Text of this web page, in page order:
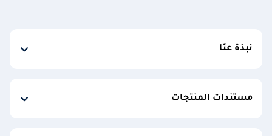
نبذة عنّا
مستندات المنتجات